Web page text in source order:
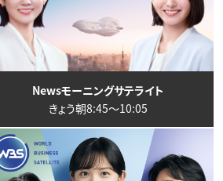
Newsモーニングサテライト
きょう朝8:45〜10:05